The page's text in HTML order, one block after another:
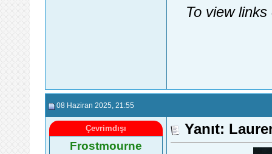
To view
08 Haziran 2025 , 21:55
Çevrimdışı
Frostmourne
Yanıt: